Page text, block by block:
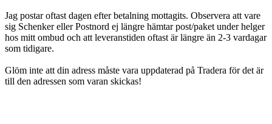
Jag postar oftast dagen efter betalning mottagits. Observera att vare
sig Schenker eller Postnord ej längre hämtar post/paket under helger
hos mitt ombud och att leveranstiden oftast är längre än 2-3 vardagar
som tidigare.
Glöm inte att din adress måste vara uppdaterad på Tradera för det är
till den adressen som varan skickas!